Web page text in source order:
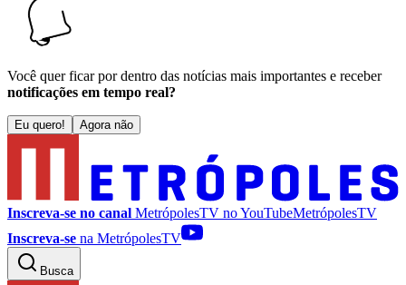
Você quer ficar por dentro das notícias mais importantes e receber
notificações em tempo real?
Eu quero! Agora não
Inscreva-se no canal MetrópolesTV noYouTubeMetrópolesTV
Inscreva-se na MetrópolesTV
Busca